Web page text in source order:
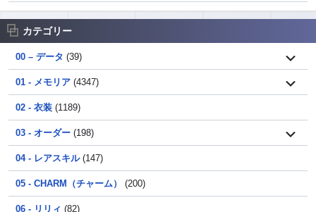
カテゴリー
00 – データ (39)
01 - メモリア (4347)
02 - 衣装 (1189)
03 - オーダー (198)
04 - レアスキル(147)
05 - CHARM（チャーム） (200)
06 - リリィ (82)